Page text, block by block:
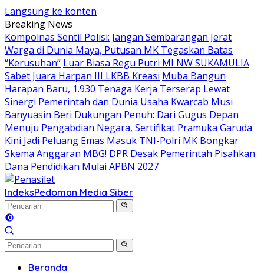
Langsung ke konten
Breaking News
Kompolnas Sentil Polisi: Jangan Sembarangan Jerat
Warga di Dunia Maya, Putusan MK Tegaskan Batas
“Kerusuhan” Luar Biasa Regu Putri MI NW SUKAMULIA
Sabet Juara Harpan III LKBB Kreasi Muba Bangun
Harapan Baru, 1.930 Tenaga Kerja Terserap Lewat
Sinergi Pemerintah dan Dunia Usaha Kwarcab Musi
Banyuasin Beri Dukungan Penuh: Dari Gugus Depan
Menuju Pengabdian Negara, Sertifikat Pramuka Garuda
Kini Jadi Peluang Emas Masuk TNI-Polri MK Bongkar
Skema Anggaran MBG! DPR Desak Pemerintah Pisahkan
Dana Pendidikan Mulai APBN 2027
IndeksPedoman Media Siber
Beranda